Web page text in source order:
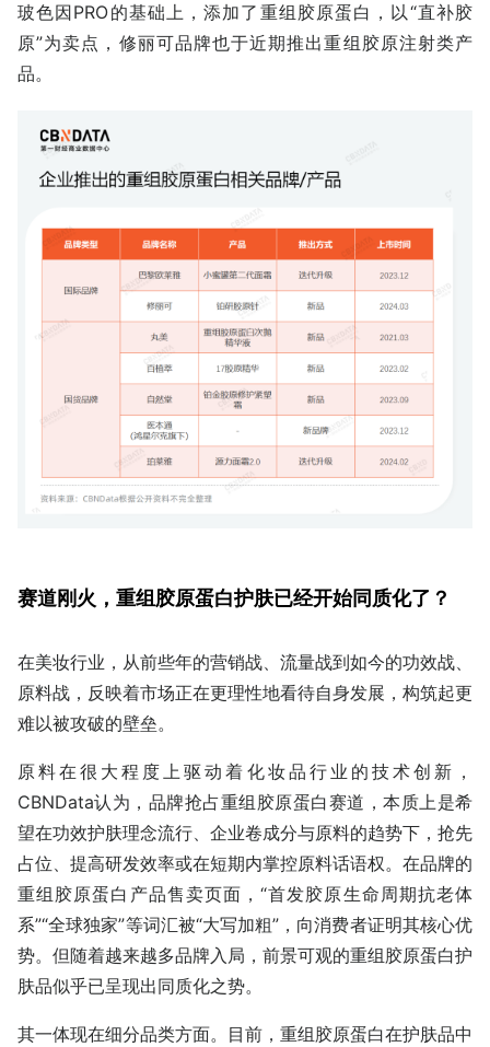
玻色因PRO的基础上，添加了重组胶原蛋白，以“直补胶
原”为卖点，修丽可品牌也于近期推出重组胶原注射类产
品。
赛道刚火，重组胶原蛋白护肤已经开始同质化了？
在美妆行业，从前些年的营销战、流量战到如今的功效战、
原料战，反映着市场正在更理性地看待自身发展，构筑起更
难以被攻破的壁垒。
原料在很大程度上驱动着化妆品行业的技术创新，
CBNData认为，品牌抢占重组胶原蛋白赛道，本质上是希
望在功效护肤理念流行、企业卷成分与原料的趋势下，抢先
占位、提高研发效率或在短期内掌控原料话语权。在品牌的
重组胶原蛋白产品售卖页面，“首发胶原生命周期抗老体
系”“全球独家”等词汇被“大写加粗”，向消费者证明其核心优
势。但随着越来越多品牌入局，前景可观的重组胶原蛋白护
肤品似乎已呈现出同质化之势。
其一体现在细分品类方面。目前，重组胶原蛋白在护肤品中